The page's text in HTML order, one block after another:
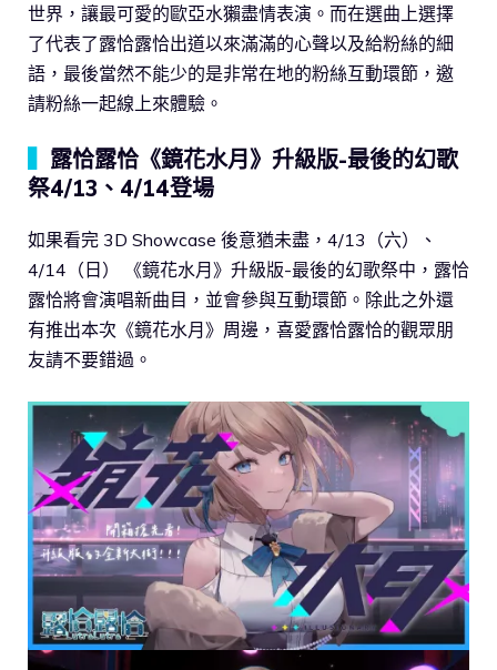
世界，讓最可愛的歐亞水獺盡情表演。而在選曲上選擇
了代表了露恰露恰出道以來滿滿的心聲以及給粉絲的細
語，最後當然不能少的是非常在地的粉絲互動環節，邀
請粉絲一起線上來體驗。
露恰露恰《鏡花水月》升級版-最後的幻歌
祭4/13、4/14登場
如果看完 3D Showcase 後意猶未盡，4/13（六）、
4/14（日） 《鏡花水月》升級版-最後的幻歌祭中，露恰
露恰將會演唱新曲目，並會參與互動環節。除此之外還
有推出本次《鏡花水月》周邊，喜愛露恰露恰的觀眾朋
友請不要錯過。